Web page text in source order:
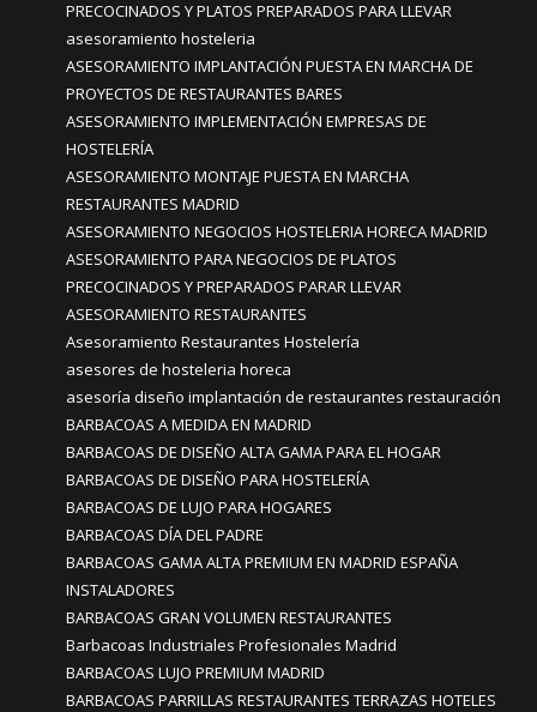
PRECOCINADOS Y PLATOS PREPARADOS PARA LLEVAR
asesoramiento hosteleria
ASESORAMIENTO IMPLANTACIÓN PUESTA EN MARCHA DE
PROYECTOS DE RESTAURANTES BARES
ASESORAMIENTO IMPLEMENTACIÓN EMPRESAS DE
HOSTELERÍA
ASESORAMIENTO MONTAJE PUESTA EN MARCHA
RESTAURANTES MADRID
ASESORAMIENTO NEGOCIOS HOSTELERIA HORECA MADRID
ASESORAMIENTO PARA NEGOCIOS DE PLATOS
PRECOCINADOS Y PREPARADOS PARAR LLEVAR
ASESORAMIENTO RESTAURANTES
Asesoramiento Restaurantes Hostelería
asesores de hosteleria horeca
asesoría diseño implantación de restaurantes restauración
BARBACOAS A MEDIDA EN MADRID
BARBACOAS DE DISEÑO ALTA GAMA PARA EL HOGAR
BARBACOAS DE DISEÑO PARA HOSTELERÍA
BARBACOAS DE LUJO PARA HOGARES
BARBACOAS DÍA DEL PADRE
BARBACOAS GAMA ALTA PREMIUM EN MADRID ESPAÑA
INSTALADORES
BARBACOAS GRAN VOLUMEN RESTAURANTES
Barbacoas Industriales Profesionales Madrid
BARBACOAS LUJO PREMIUM MADRID
BARBACOAS PARRILLAS RESTAURANTES TERRAZAS HOTELES